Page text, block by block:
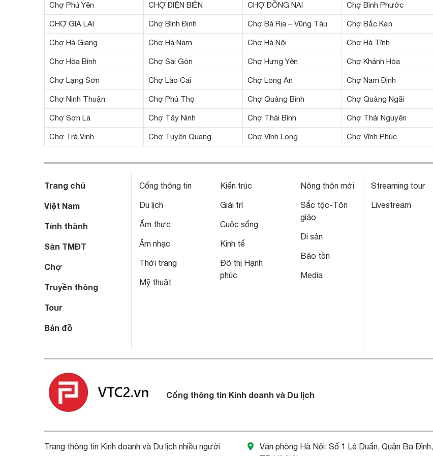
Chợ Phú Yên CHỢ ĐIỆN BIÊN CHỢ ĐỒNG NAI Chợ Bình Phước
CHỢ GIA LAI Chợ Bình Định Chợ Bà Rịa – Vũng Tàu Chợ Bắc Kạn
Chợ Hà Giang Chợ Hà Nam Chợ Hà Nội Chợ Hà Tĩnh
Chợ Hòa Bình Chợ Sài Gòn Chợ Hưng Yên Chợ Khánh Hòa
Chợ Lạng Sơn Chợ Lào Cai Chợ Long An Chợ Nam Định
Chợ Ninh Thuận Chợ Phú Thọ Chợ Quảng Bình Chợ Quảng Ngãi
Chợ Sơn La Chợ Tây Ninh Chợ Thái Bình Chợ Thái Nguyên
Chợ Trà Vinh Chợ Tuyên Quang Chợ Vĩnh Long Chợ Vĩnh Phúc
Trang chủ
Việt Nam
Tỉnh thành
Sàn TMĐT
Chợ
Truyền thông
Tour
Bản đồ
Cổng thông tin
Du lịch
Ẩm thực
Âm nhạc
Thời trang
Mỹ thuật
Kiến trúc
Giải trí
Cuộc sống
Kinh tế
Đô thị Hạnh
phúc
Nông thôn mới
Sắc tộc-Tôn
giáo
Di sản
Bảo tồn
Media
Streaming tour
Livestream
Cổng thông tin Kinh doanh và Du lịch
Trang thông tin Kinh doanh và Du lịch nhiều người
Văn phòng Hà Nội: Số 1 Lê Duẩn, Quận Ba Đình,